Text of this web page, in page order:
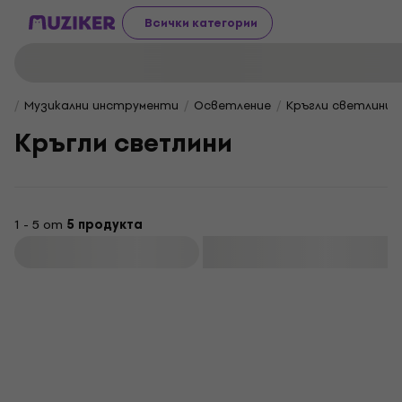
Всички категории
Музикални инструменти Осветление Кръгли светлини
Кръгли светлини
1 - 5 от 5 продукта